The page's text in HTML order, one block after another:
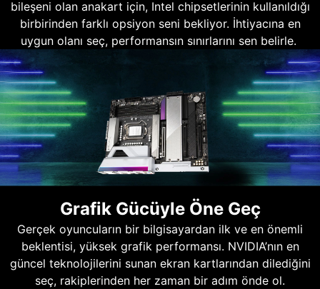
bileşeni olan anakart için, Intel chipsetlerinin kullanıldığı
birbirinden farklı opsiyon seni bekliyor. İhtiyacına en
uygun olanı seç, performansın sınırlarını sen belirle.
Grafik Gücüyle Öne Geç
Gerçek oyuncuların bir bilgisayardan ilk ve en önemli
beklentisi, yüksek grafik performansı. NVIDIA’nın en
güncel teknolojilerini sunan ekran kartlarından dilediğini
seç, rakiplerinden her zaman bir adım önde ol.